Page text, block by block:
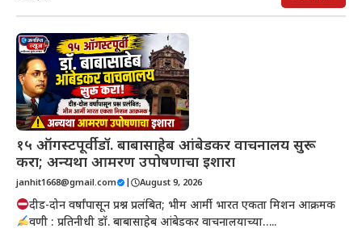
१५ ऑगस्टपूर्वी डॉ. बाबासाहेब आंबेडकर वाचनालय सुरू
करा; अन्यथा आमरण उपोषणाचा इशारा
janhit1668@gmail.com August 9, 2026
दीड-दोन वर्षांपासून प्रश्न प्रलंबित; भीम आर्मी भारत एकता मिशन आक्रमक
वणी : प्रतिनीधी डॉ. बाबासाहेब आंबेडकर वाचनालयाच्या…..